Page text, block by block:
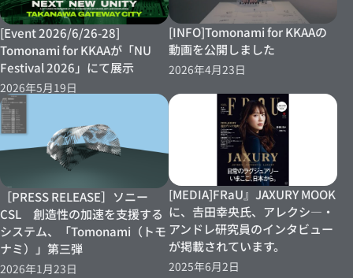
[Event 2026/6/26-28]
Tomonami for KKAAが「NU
Festival 2026」にて展示
2026年5月19日
[INFO]Tomonami for KKAAの
動画を公開しました
2026年4月23日
［PRESS RELEASE］ソニー
CSL 創造性の加速を支援する
システム、「Tomonami（トモ
ナミ）」第三弾
2026年1月23日
[MEDIA]FRaU』JAXURY MOOK
に、𠮷田幸央氏、アレクシ―・
アンドレ研究員のインタビュー
が掲載されています。
2025年6月2日